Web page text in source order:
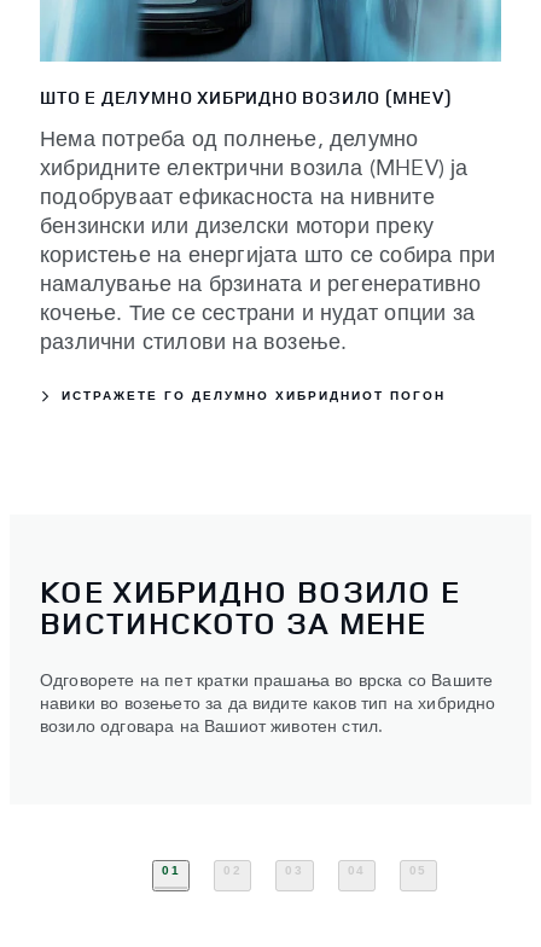
ШТО Е ДЕЛУМНО ХИБРИДНО ВОЗИЛО (MHEV)
Нема потреба од полнење, делумно
хибридните електрични возила (MHEV) ја
подобруваат ефикасноста на нивните
бензински или дизелски мотори преку
користење на енергијата што се собира при
намалување на брзината и регенеративно
кочење. Тие се сестрани и нудат опции за
различни стилови на возење.
ИСТРАЖЕТЕ ГО ДЕЛУМНО ХИБРИДНИОТ ПОГОН
КОЕ ХИБРИДНО ВОЗИЛО Е
ВИСТИНСКОТО ЗА МЕНЕ
Одговорете на пет кратки прашања во врска со Вашите
навики во возењето за да видите каков тип на хибридно
возило одговара на Вашиот животен стил.
01 02 03 04 05